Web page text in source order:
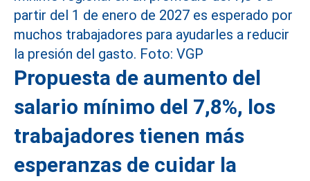
Propuesta de aumento del
salario mínimo del 7,8%, los
trabajadores tienen más
esperanzas de cuidar la